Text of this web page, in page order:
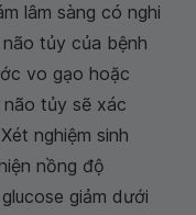
lâm sàng có nghi
tủy của bệnh
vo gạo hoặc
tủy sẽ xác
nghiệm sinh
nồng độ
giảm dưới